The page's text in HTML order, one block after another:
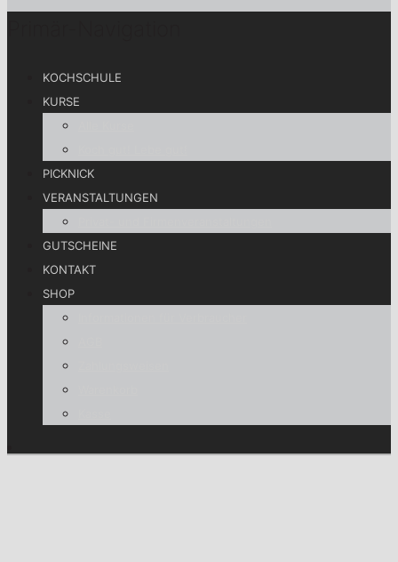
KOCHSCHULE
KURSE
PICKNICK
VERANSTALTUNGEN
GUTSCHEINE
KONTAKT
SHOP